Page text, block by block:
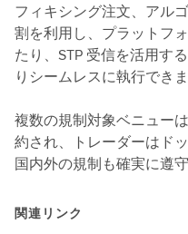
フィキシング注文、アル
割を利用し、プラットフ
たり、STP 受信を活用す
りシームレスに執行できま
複数の規制対象ベニュー
約され、トレーダーはド
国内外の規制も確実に遵守
関連リンク